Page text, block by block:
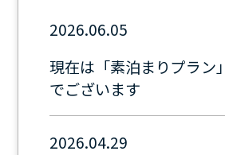
2026.06.05
現在は「素泊まりプラン
でございます
2026.04.29